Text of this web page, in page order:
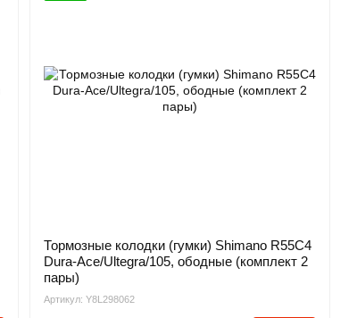
Артикул: Y8L298062
Тормозные колодки (гумки) Shimano R55C4
Dura-Ace/Ultegra/105, ободные (комплект 2
пары)